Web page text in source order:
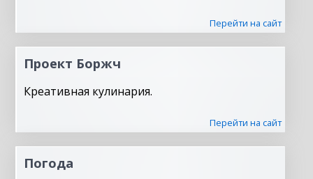
Перейти на сайт
Проект Боржч
Креативная кулинария.
Перейти на сайт
Погода